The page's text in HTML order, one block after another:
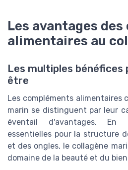
Les avantages
alimentaires au
Les multiples bénéfices
être
Les compléments alimentaires
marin se distinguent par leur
éventail d'avantages.
essentielles pour la structure
et des ongles, le collagène
domaine de la beauté et du